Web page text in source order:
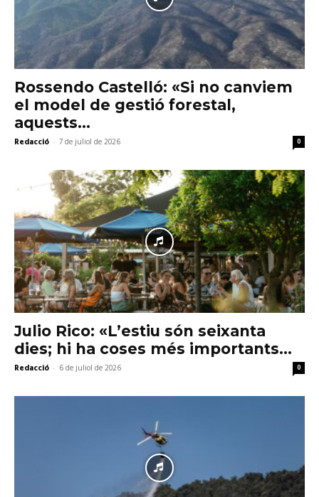
Rossendo Castelló: «Si no canviem
el model de gestió forestal,
aquests...
Redacció - 7 de juliol de 2026 0
Julio Rico: «L’estiu són seixanta
dies; hi ha coses més importants...
Redacció - 6 de juliol de 2026 0